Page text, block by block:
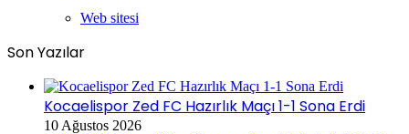
Web sitesi
Son Yazılar
Kocaelispor Zed FC Hazırlık Maçı 1-1 Sona Erdi
10 Ağustos 2026